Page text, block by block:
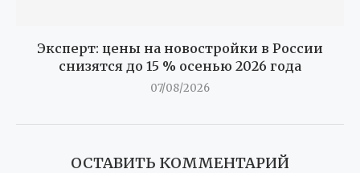
Эксперт: цены на новостройки в России
снизятся до 15 % осенью 2026 года
07/08/2026
ОСТАВИТЬ КОММЕНТАРИЙ